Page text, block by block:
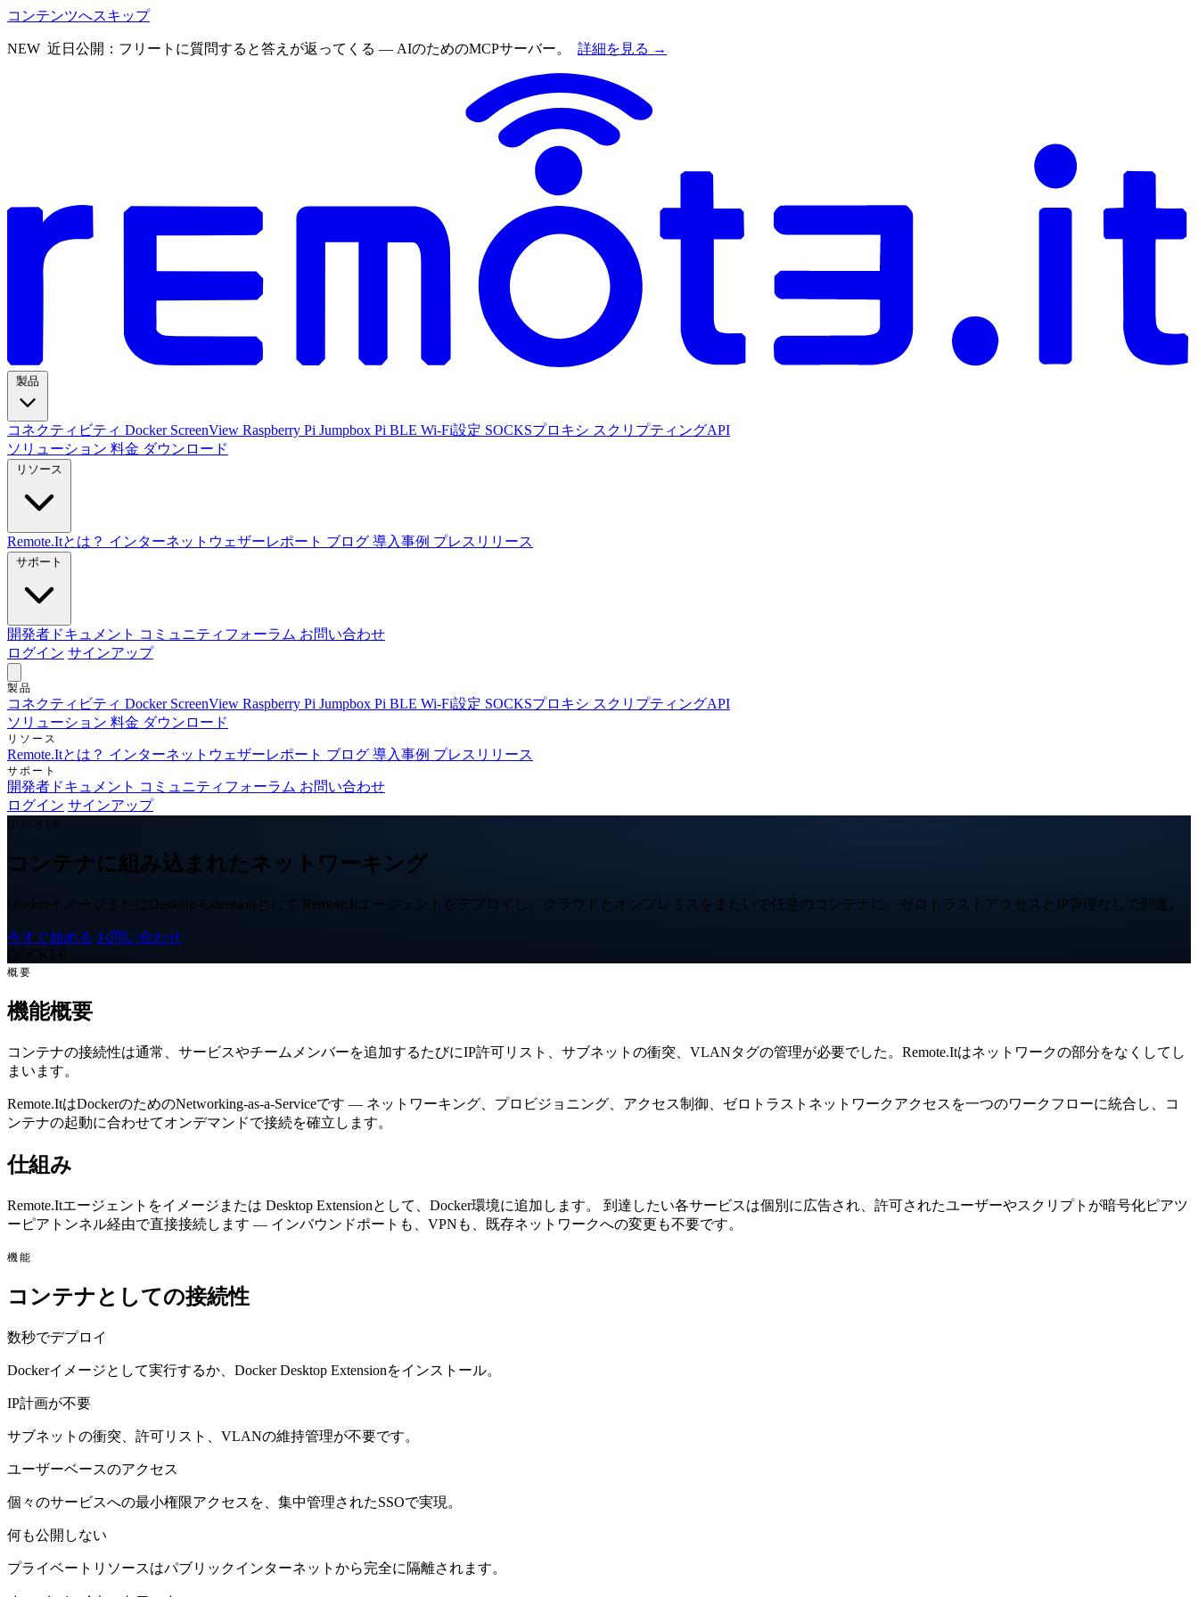
コンテンツへスキップ
NEW 近日公開：フリートに質問すると答えが返ってくる — AIのためのMCPサーバー。 詳細を見る →
コネクティビティ Docker ScreenView Raspberry Pi Jumpbox Pi BLE Wi-Fi設定 SOCKSプロキシ スクリプティングAPI
ソリューション 料金 ダウンロード
Remote.Itとは？ インターネットウェザーレポート ブログ 導入事例 プレスリリース
開発者ドキュメント コミュニティフォーラム お問い合わせ
ログイン サインアップ
製品
コネクティビティ Docker ScreenView Raspberry Pi Jumpbox Pi BLE Wi-Fi設定 SOCKSプロキシ スクリプティングAPI
ソリューション 料金 ダウンロード
リソース
Remote.Itとは？ インターネットウェザーレポート ブログ 導入事例 プレスリリース
サポート
開発者ドキュメント コミュニティフォーラム お問い合わせ
ログイン サインアップ
DOCKER
コンテナに組み込まれたネットワーキング
DockerイメージまたはDesktop Extensionとして Remote.Itエージェントをデプロイし、クラウドとオンプレミスをまたいで任意のコンテナに、ゼロトラストアクセスとIP管理なしで到達。
今すぐ始める お問い合わせ
DOCKER
概要
機能概要
コンテナの接続性は通常、サービスやチームメンバーを追加するたびにIP許可リスト、サブネットの衝突、VLANタグの管理が必要でした。Remote.Itはネットワークの部分をなくしてし
まいます。
Remote.ItはDockerのためのNetworking-as-a-Serviceです — ネットワーキング、プロビジョニング、アクセス制御、ゼロトラストネットワークアクセスを一つのワークフローに統合し、コ
ンテナの起動に合わせてオンデマンドで接続を確立します。
仕組み
Remote.Itエージェントをイメージまたは Desktop Extensionとして、Docker環境に追加します。 到達したい各サービスは個別に広告され、許可されたユーザーやスクリプトが暗号化ピアツ
ーピアトンネル経由で直接接続します — インバウンドポートも、VPNも、既存ネットワークへの変更も不要です。
機能
コンテナとしての接続性
数秒でデプロイ
Dockerイメージとして実行するか、Docker Desktop Extensionをインストール。
IP計画が不要
サブネットの衝突、許可リスト、VLANの維持管理が不要です。
ユーザーベースのアクセス
個々のサービスへの最小権限アクセスを、集中管理されたSSOで実現。
何も公開しない
プライベートリソースはパブリックインターネットから完全に隔離されます。